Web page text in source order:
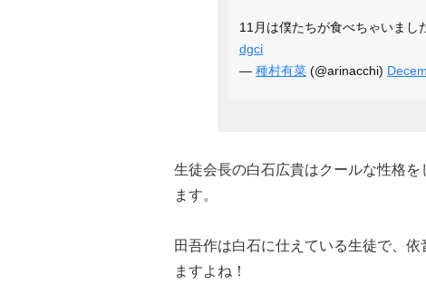
11月は僕たちが食べちゃいまし
dgci
— 種村有菜 (@arinacchi)
生徒会長の白石広貴はクールな性格
ます。
田吾作は白石に仕えている生徒で、
ますよね！